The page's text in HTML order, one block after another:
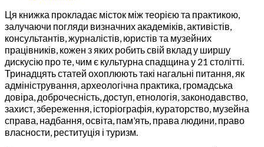
Ця книжка прокладає місток між теорією та практикою,
залучаючи погляди визначних академіків, активістів,
консультантів, журналістів, юристів та музейних
працівників, кожен з яких робить свій вклад у ширшу
дискусію про те, чим є культурна спадщина у 21 столітті.
Тринадцять статей охоплюють такі нагальні питання, як
адміністрування, археологічна практика, громадська
довіра, доброчесність, доступ, етнологія, законодавство,
захист, збереження, історіографія, кураторство, музейна
справа, надбання, освіта, пам’ять, права людини, право
власности, реституція і туризм.